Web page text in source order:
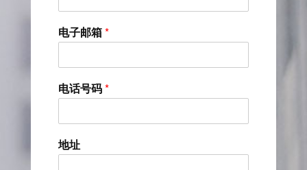
电子邮箱*
电话号码*
地址